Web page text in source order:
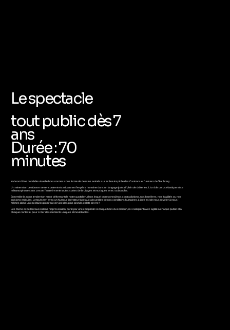
Le spectacle
tout public dès 7
ans
Durée : 70
minutes
Kaboom ! Une comédie visuelle hors normes sous forme de dessins animés sur scène inspirée des Cartoons et l’univers de Tex Avery.
Un mime et un beatboxer se rencontrent et caricaturent l’espèce humaine dans un langage jouissif plein de drôleries. L’un à le corps élastique et se
métamorphose sans cesse, l’autre invente toutes sortes de bruitages et musiques avec sa bouche.
Ensemble ils nous tendent un miroir déformant de notre quotidien, dans lequel on reconnaît nos contradictions, nos barrières, nos fragilités ou nos
pulsions enfouies. Le tout servi avec un humour libérateur face aux absurdités de nos conditions humaines. L’idée est de nous révéler à nous-
mêmes dans un cocktail explosif au service des plus grands éclats de rire !
Les Toons excellent aussi dans l’improvisation, porté par une complicité scénique hors du commun, ils s’adaptent avec agilité à chaque public et à
chaque contexte, pour créer des moments uniques et inoubliables.